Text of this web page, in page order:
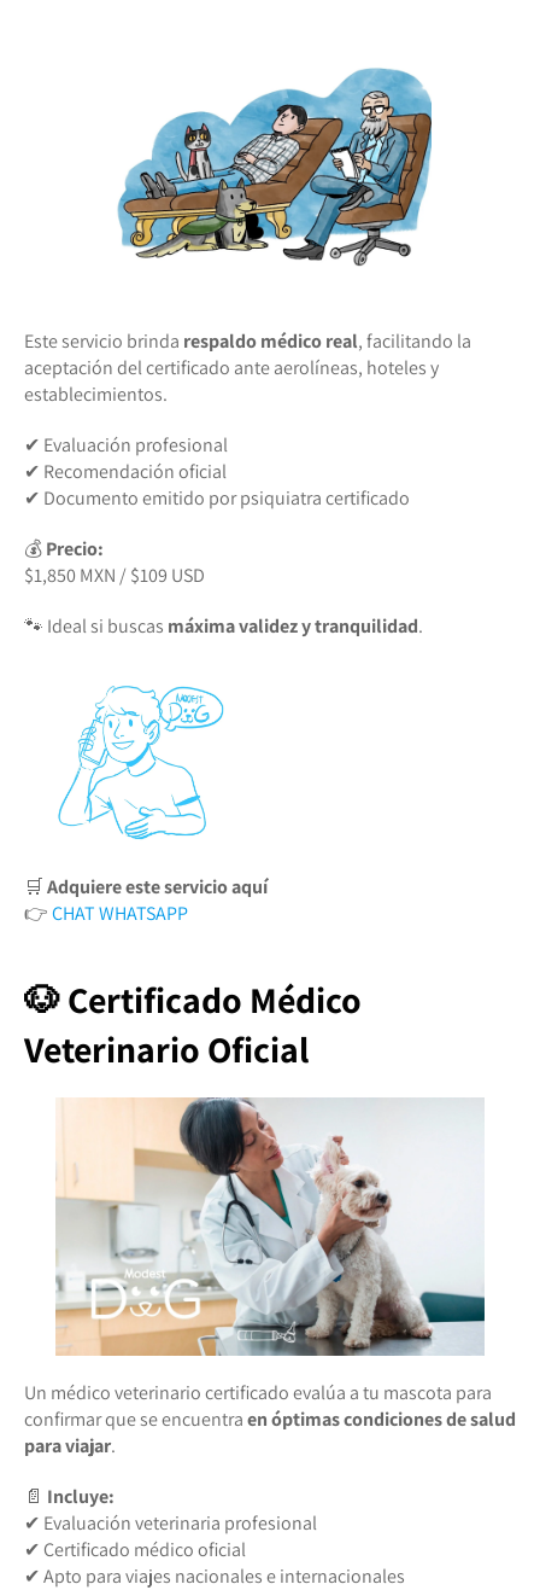
Este servicio brinda respaldo médico real, facilitando la
aceptación del certificado ante aerolíneas, hoteles y
establecimientos.
✔ Evaluación profesional
✔ Recomendación oficial
✔ Documento emitido por psiquiatra certificado
💰Precio:
$1,850 MXN / $109 USD
🐾 Ideal si buscas máxima validez y tranquilidad.
🛒Adquiere este servicio aquí
👉CHAT WHATSAPP
🐶 Certificado Médico
Veterinario Oficial
Un médico veterinario certificado evalúa a tu mascota para
confirmar que se encuentraen óptimas condiciones de salud
para viajar.
📄 Incluye:
✔ Evaluación veterinaria profesional
✔ Certificado médico oficial
✔ Apto para viajes nacionales e internacionales